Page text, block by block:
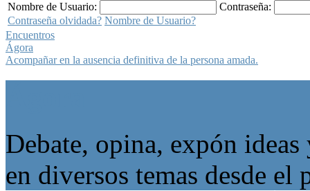
Nombre de Usuario:
Contraseña:
Contraseña olvidada? Nombre de Usuario?
Encuentros
Ágora
Acompañar en la ausencia definitiva de la persona amada.
Debate, opina, expón
en diversos temas desde